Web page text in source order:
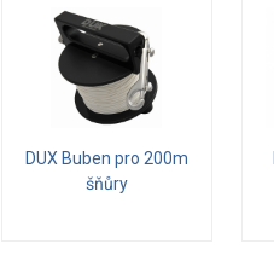
DUX Buben pro 200m
šňůry